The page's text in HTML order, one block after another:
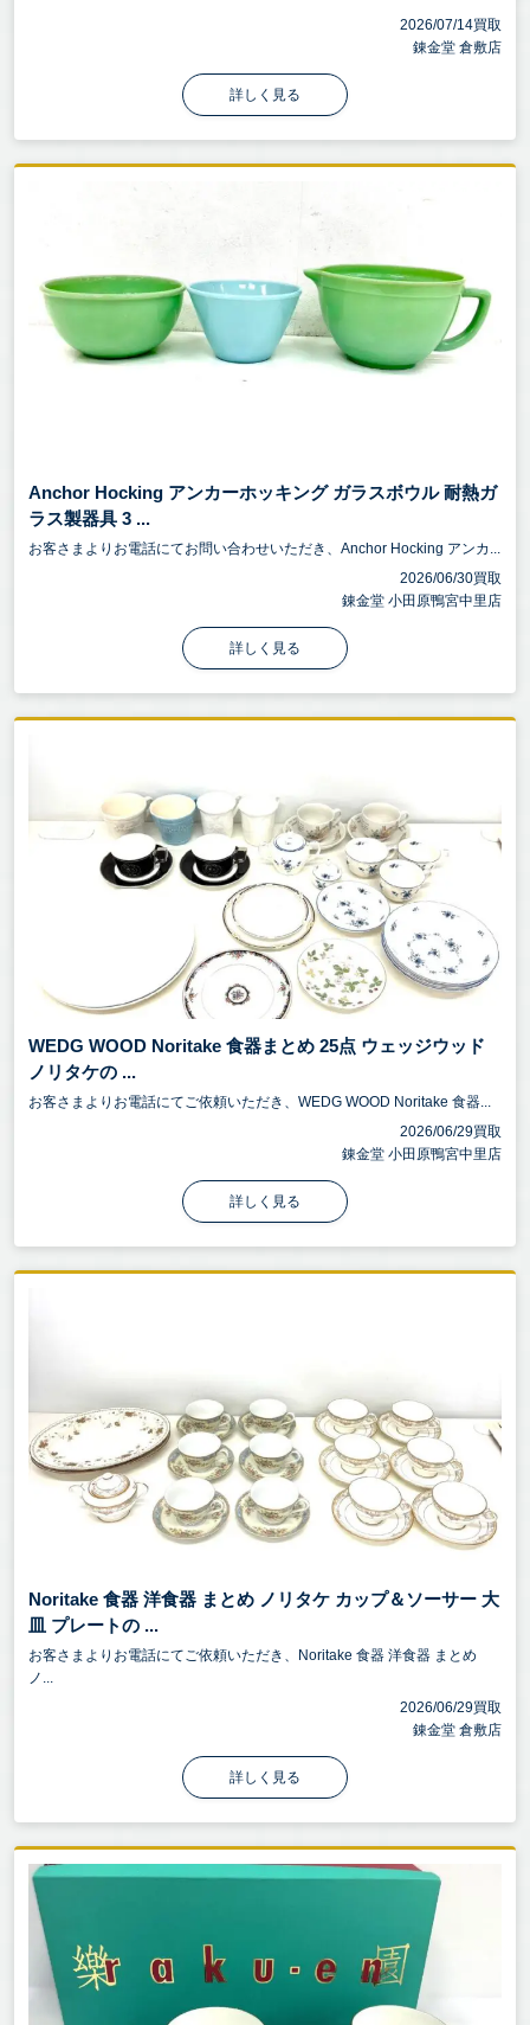
2026/07/14買取
錬金堂 倉敷店
詳しく見る
Anchor Hocking アンカーホッキング ガラスボウル 耐熱ガ
ラス製器具 3 ...
お客さまよりお電話にてお問い合わせいただき、Anchor Hocking アンカ...
2026/06/30買取
錬金堂 小田原鴨宮中里店
詳しく見る
WEDG WOOD Noritake 食器まとめ 25点 ウェッジウッド
ノリタケの ...
お客さまよりお電話にてご依頼いただき、WEDG WOOD Noritake 食器...
2026/06/29買取
錬金堂 小田原鴨宮中里店
詳しく見る
Noritake 食器 洋食器 まとめ ノリタケ カップ＆ソーサー 大
皿 プレートの ...
お客さまよりお電話にてご依頼いただき、Noritake 食器 洋食器 まとめ
ノ...
2026/06/29買取
錬金堂 倉敷店
詳しく見る